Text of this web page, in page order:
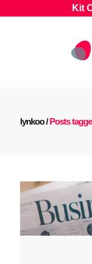
Kit
lynkoo/Posts